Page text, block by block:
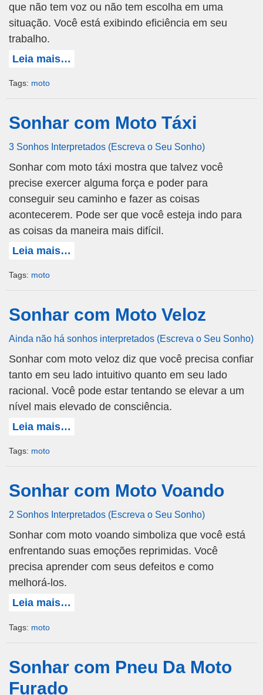
que não tem voz ou não tem escolha em uma
situação. Você está exibindo eficiência em seu
trabalho.
Leia mais…
Tags: moto
Sonhar com Moto Táxi
3 Sonhos Interpretados (Escreva o Seu Sonho)
Sonhar com moto táxi mostra que talvez você
precise exercer alguma força e poder para
conseguir seu caminho e fazer as coisas
acontecerem. Pode ser que você esteja indo para
as coisas da maneira mais difícil.
Leia mais…
Tags: moto
Sonhar com Moto Veloz
Ainda não há sonhos interpretados (Escreva o Seu Sonho)
Sonhar com moto veloz diz que você precisa confiar
tanto em seu lado intuitivo quanto em seu lado
racional. Você pode estar tentando se elevar a um
nível mais elevado de consciência.
Leia mais…
Tags: moto
Sonhar com Moto Voando
2 Sonhos Interpretados (Escreva o Seu Sonho)
Sonhar com moto voando simboliza que você está
enfrentando suas emoções reprimidas. Você
precisa aprender com seus defeitos e como
melhorá-los.
Leia mais…
Tags: moto
Sonhar com Pneu Da Moto
Furado